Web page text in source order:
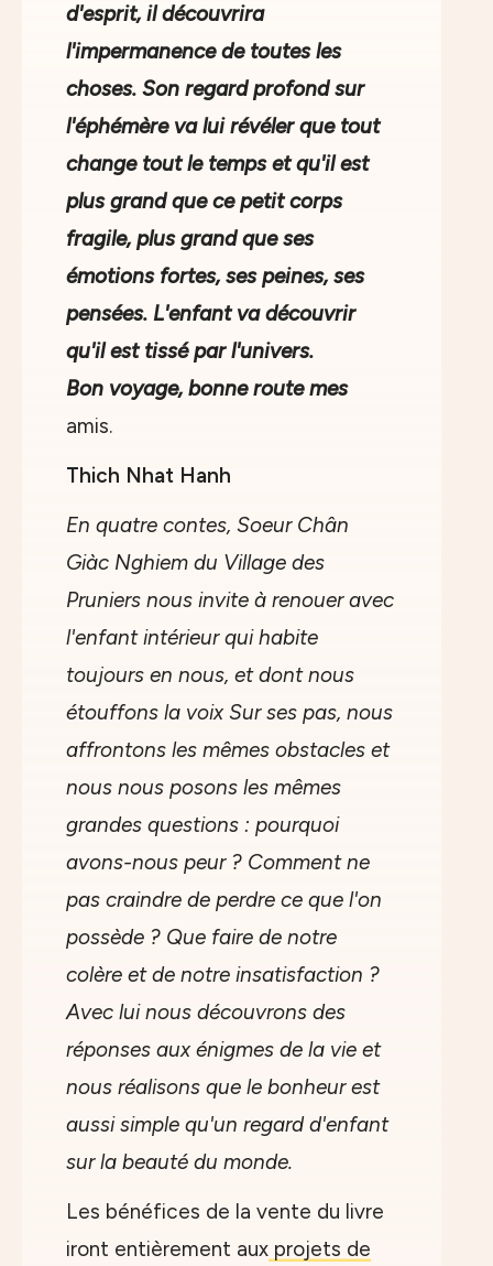
d'esprit, il découvrira
l'impermanence de toutes les
choses. Son regard profond sur
l'éphémère va lui révéler que tout
change tout le temps et qu'il est
plus grand que ce petit corps
fragile, plus grand que ses
émotions fortes, ses peines, ses
pensées. L'enfant va découvrir
qu'il est tissé par l'univers.
Bon voyage, bonne route mes
amis.
Thich Nhat Hanh
En quatre contes, Soeur Chân
Giàc Nghiem du Village des
Pruniers nous invite à renouer avec
l'enfant intérieur qui habite
toujours en nous, et dont nous
étouffons la voix Sur ses pas, nous
affrontons les mêmes obstacles et
nous nous posons les mêmes
grandes questions : pourquoi
avons-nous peur ? Comment ne
pas craindre de perdre ce que l'on
possède ? Que faire de notre
colère et de notre insatisfaction ?
Avec lui nous découvrons des
réponses aux énigmes de la vie et
nous réalisons que le bonheur est
aussi simple qu'un regard d'enfant
sur la beauté du monde.
Les bénéfices de la vente du livre
iront entièrement aux projets de